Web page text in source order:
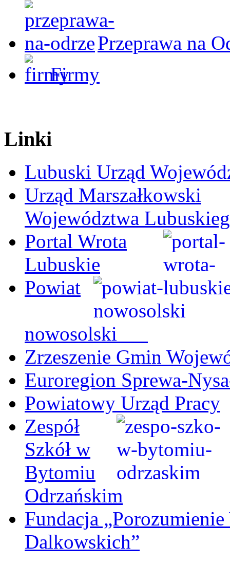
Przeprawa na
Firmy
Linki
Lubuski Urząd
Urząd Marszałkowski
Województwa
Portal Wrota
Lubuskie
Powiat
nowosolski
Zrzeszenie Gmin
Euroregion Sprewa-
Powiatowy Urząd Pracy
Zespół
Szkół w
Bytomiu
Odrzańskim
Fundacja
Dalkowskich”